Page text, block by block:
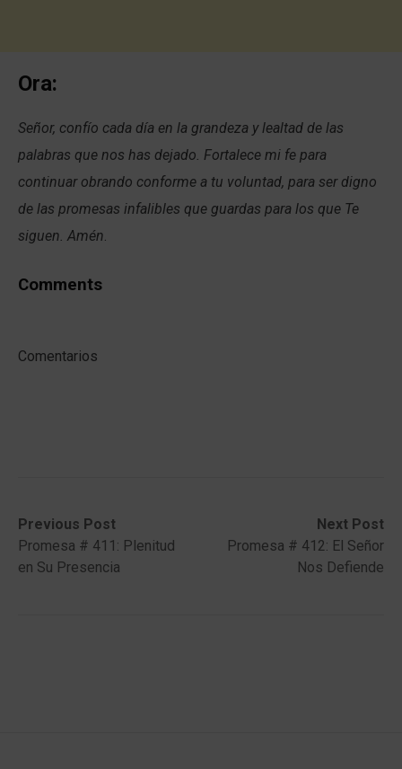
Ora:
Señor, confío cada día en la grandeza y lealtad de las
palabras que nos has dejado. Fortalece mi fe para
continuar obrando conforme a tu voluntad, para ser digno
de las promesas infalibles que guardas para los que Te
siguen. Amén.
Comments
Comentarios
Post
navigation
Previous Post
Previous
post:Promesa # 411: Plenitud
en Su Presencia
Next Post
Next
post:
Promesa # 412: El Señor
Nos Defiende